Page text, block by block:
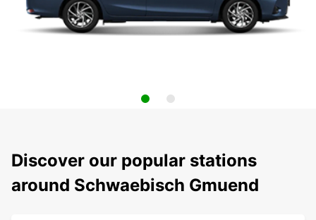
Discover our popular stations
around Schwaebisch Gmuend